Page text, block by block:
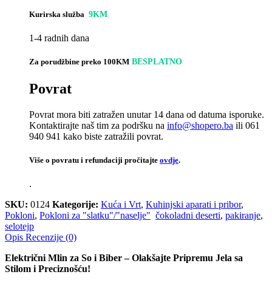
Kurirska služba 9KM
1-4 radnih dana
Za porudžbine preko 100KM BESPLATNO
Povrat
Povrat mora biti zatražen unutar 14 dana od datuma isporuke.
Kontaktirajte naš tim za podršku na info@shopero.ba ili 061
940 941 kako biste zatražili povrat.
Više o povratu i refundaciji pročitajte ovdje.
.
SKU: 0124 Kategorije: Kuća i Vrt, Kuhinjski aparati i pribor,
Pokloni, Pokloni za "slatku"/"naselje" čokoladni deserti, pakiranje,
selotejp
Opis Recenzije (0)
Električni Mlin za So i Biber – Olakšajte Pripremu Jela sa
Stilom i Preciznošću!